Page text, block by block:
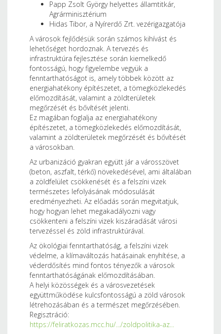
Papp Zsolt György helyettes államtitkár,
Agrárminisztérium
Hidas Tibor, a Nyírerdő Zrt. vezérigazgatója
A városok fejlődésük során számos kihívást és
lehetőséget hordoznak. A tervezés és
infrastruktúra fejlesztése során kiemelkedő
fontosságú, hogy figyelembe vegyük a
fenntarthatóságot is, amely többek között az
energiahatékony építészetet, a tömegközlekedés
előmozdítását, valamint a zöldterületek
megőrzését és bővítését jelenti.
Ez magában foglalja az energiahatékony
építészetet, a tömegközlekedés előmozdítását,
valamint a zöldterületek megőrzését és bővítését
a városokban.
Az urbanizáció gyakran együtt jár a városszövet
(beton, aszfalt, térkő) növekedésével, ami általában
a zöldfelület csökkenését és a felszíni vizek
természetes lefolyásának módosulását
eredményezheti. Az előadás során megvitatjuk,
hogy hogyan lehet megakadályozni vagy
csökkenteni a felszíni vizek kiszáradását városi
tervezéssel és zöld infrastruktúrával.
Az ökológiai fenntarthatóság, a felszíni vizek
védelme, a klímaváltozás hatásainak enyhítése, a
véderdősítés mind fontos tényezők a városok
fenntarthatóságának előmozdításában.
A helyi közösségek és a városvezetések
együttműködése kulcsfontosságú a zöld városok
létrehozásában és a természet megőrzésében.
Regisztráció:
https://feliratkozas.mcc.hu/.../zoldpolitika-az...